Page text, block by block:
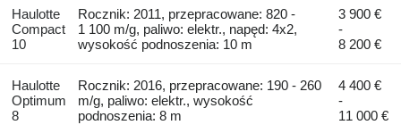
Haulotte
Compact
10
Rocznik: 2011, przepracowane: 820 -
1 100 m/g, paliwo: elektr., napęd: 4x2,
wysokość podnoszenia: 10 m
3 900 €
-
8 200 €
Haulotte
Optimum
8
Rocznik: 2016, przepracowane: 190 - 260
m/g, paliwo: elektr., wysokość
podnoszenia: 8 m
4 400 €
-
11 000 €